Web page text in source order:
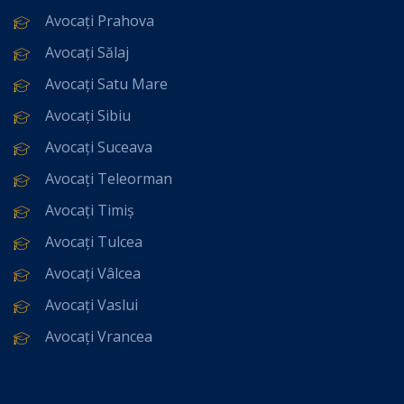
Avocați Prahova
Avocați Sălaj
Avocați Satu Mare
Avocați Sibiu
Avocați Suceava
Avocați Teleorman
Avocați Timiș
Avocați Tulcea
Avocați Vâlcea
Avocați Vaslui
Avocați Vrancea